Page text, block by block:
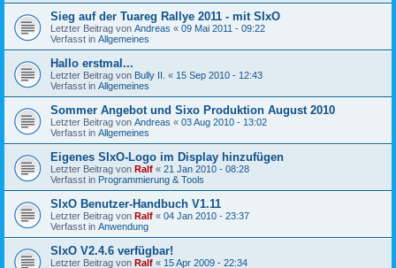
Sieg auf der Tuareg Rallye 2011 - mit SIxO
Letzter Beitrag von Andreas « 09 Mai 2011 - 09:22
Verfasst in Allgemeines
Hallo erstmal...
Letzter Beitrag von Bully II. « 15 Sep 2010 - 12:43
Verfasst in Allgemeines
Sommer Angebot und Sixo Produktion August 2010
Letzter Beitrag von Andreas « 03 Aug 2010 - 13:02
Verfasst in Allgemeines
Eigenes SIxO-Logo im Display hinzufügen
Letzter Beitrag von Ralf « 21 Jan 2010 - 08:28
Verfasst in Programmierung & Tools
SIxO Benutzer-Handbuch V1.11
Letzter Beitrag von Ralf « 04 Jan 2010 - 23:37
Verfasst in Anwendung
SIxO V2.4.6 verfügbar!
Letzter Beitrag von Ralf « 15 Apr 2009 - 22:34